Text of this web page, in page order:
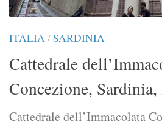
ITALIA/SARDINIA
Cattedrale
Concezione,
Cattedrale dell’Immacolata